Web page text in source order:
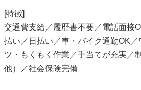
[特徴]
交通費支給／履歴書不要／電話面接
払い／日払い／車・バイク通勤OK／
ツ・もくもく作業／手当てが充実／
他）／社会保険完備